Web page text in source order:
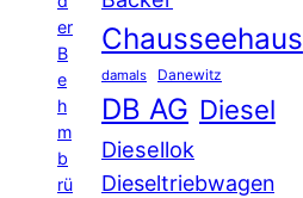
er
B
e
h
m
b
rü
Chausseehaus
damals Danewitz
DB AG Diesel
Diesellok
Dieseltriebwagen